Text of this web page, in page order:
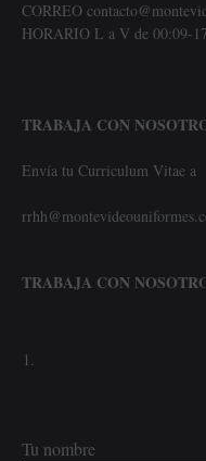
CORREO
HORARIO L a V de 00:09-
TRABAJA CON
Envía tu Curriculum Vitae a
TRABAJA CON
Tu nombre